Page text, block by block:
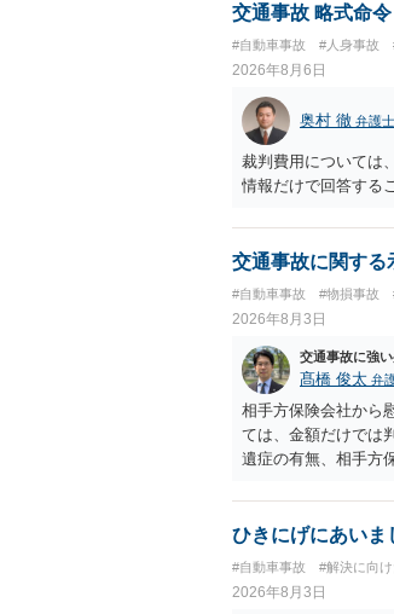
交通事故 略式命
#自動車事故 #人身事故
2026年8月6日
奥村 徹 弁護士
裁判費用については
情報だけで回答する
交通事故に関する
#自動車事故 #物損事故
2026年8月3日
交通事故に強
髙橋 俊太 弁
相手方保険会社から
ては、金額だけでは
遺症の有無、相手方
で、以下の資料・情
会社から届いている
今回の事故で利用
弁護士が受任する
ひきにげにあいま
#自動車事故 #解決に向
2026年8月3日